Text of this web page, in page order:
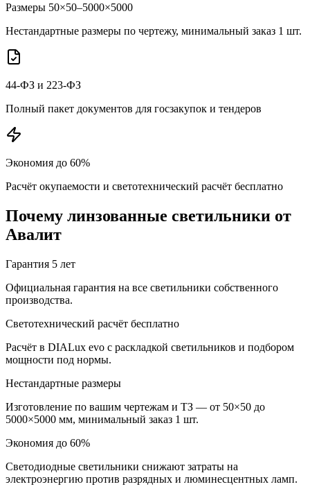
Размеры 50×50–5000×5000
Нестандартные размеры по чертежу, минимальный заказ 1 шт.
44-ФЗ и 223-ФЗ
Полный пакет документов для госзакупок и тендеров
Экономия до 60%
Расчёт окупаемости и светотехнический расчёт бесплатно
Почему линзованные светильники от
Авалит
Гарантия 5 лет
Официальная гарантия на все светильники собственного
производства.
Светотехнический расчёт бесплатно
Расчёт в DIALux evo с раскладкой светильников и подбором
мощности под нормы.
Нестандартные размеры
Изготовление по вашим чертежам и ТЗ — от 50×50 до
5000×5000 мм, минимальный заказ 1 шт.
Экономия до 60%
Светодиодные светильники снижают затраты на
электроэнергию против разрядных и люминесцентных ламп.